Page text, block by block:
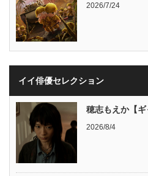
2026/7/24
イイ俳優セレクション
穂志もえか【ギ
2026/8/4